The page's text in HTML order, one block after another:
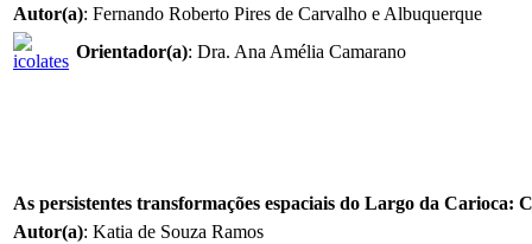
Autor(a): Fernando Roberto Pires de Carvalho e Albuquerque
Orientador(a): Dra. Ana Amélia Camarano
As persistentes transformações espaciais do Largo da
Autor(a): Katia de Souza Ramos